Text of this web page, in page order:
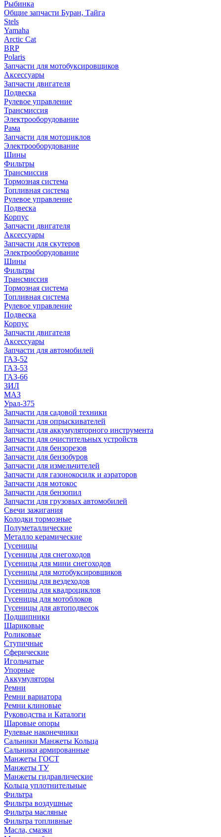
Рыбинка
Общие запчасти Буран, Тайга
Stels
Yamaha
Arctic Cat
BRP
Polaris
Запчасти для мотобуксировщиков
Аксессуары
Запчасти двигателя
Подвеска
Рулевое управление
Трансмиссия
Электрооборудование
Рама
Запчасти для мотоциклов
Электрооборудование
Шины
Фильтры
Трансмиссия
Тормозная система
Топливная система
Рулевое управление
Подвеска
Корпус
Запчасти двигателя
Аксессуары
Запчасти для скутеров
Электрооборудование
Шины
Фильтры
Трансмиссия
Тормозная система
Топливная система
Рулевое управление
Подвеска
Корпус
Запчасти двигателя
Аксессуары
Запчасти для автомобилей
ГАЗ-52
ГАЗ-53
ГАЗ-66
ЗИЛ
МАЗ
Урал-375
Запчасти для садовой техники
Запчасти для опрыскивателей
Запчасти для аккумуляторного инструмента
Запчасти для очистительных устройств
Запчасти для бензорезов
Запчасти для бензобуров
Запчасти для измельчителей
Запчасти для газонокосилк и аэраторов
Запчасти для мотокос
Запчасти для бензопил
Запчасти для грузовых автомобилей
Свечи зажигания
Колодки тормозные
Полуметаллические
Металло керамические
Гусеницы
Гусеницы для снегоходов
Гусеницы для мини снегоходов
Гусеницы для мотобуксировщиков
Гусеницы для вездеходов
Гусеницы для квадроциклов
Гусеницы для мотоблоков
Гусеницы для автоподвесок
Подшипники
Шариковые
Роликовые
Ступичные
Сферические
Игольчатые
Упорные
Аккумуляторы
Ремни
Ремни вариатора
Ремни клиновые
Руководства и Каталоги
Шаровые опоры
Рулевые наконечники
Сальники Манжеты Кольца
Сальники армированные
Манжеты ГОСТ
Манжеты ТУ
Манжеты гидравлические
Кольца уплотнительные
Фильтра
Фильтра воздушные
Фильтра масляные
Фильтра топливные
Масла, смазки